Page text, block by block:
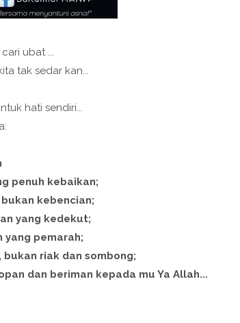
ubat ...
tak sedar kan...
hati sendiri...
penuh kebaikan;
kebencian;
yang kedekut;
yang pemarah;
riak dan sombong;
dan beriman kepada mu Ya Allah...